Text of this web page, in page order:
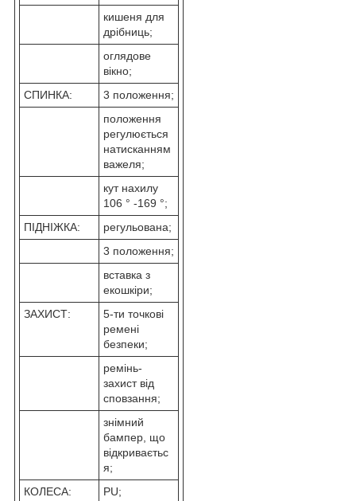
кишеня для
дрібниць;
оглядове
вікно;
СПИНКА:
3 положення;
положення
регулюється
натисканням
важеля;
кут нахилу
106 ° -169 °;
ПІДНІЖКА:
регульована;
3 положення;
вставка з
екошкіри;
ЗАХИСТ:
5-ти точкові
ремені
безпеки;
ремінь-
захист від
сповзання;
знімний
бампер, що
відкриваєтьс
я;
КОЛЕСА:
PU;